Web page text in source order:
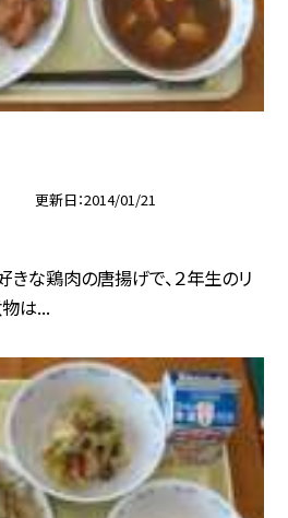
更新日 2014/01/21
な鶏肉の唐揚げで、２年生のリ
物は...